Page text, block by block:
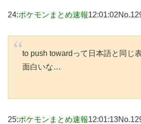
24:ポケモンまとめ速報12:01:02
to push towardって日本語と同じ
面白いな…
25:ポケモンまとめ速報12:01:13